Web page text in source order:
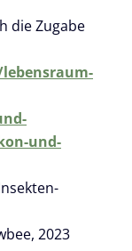
die Zugabe
und-
2023